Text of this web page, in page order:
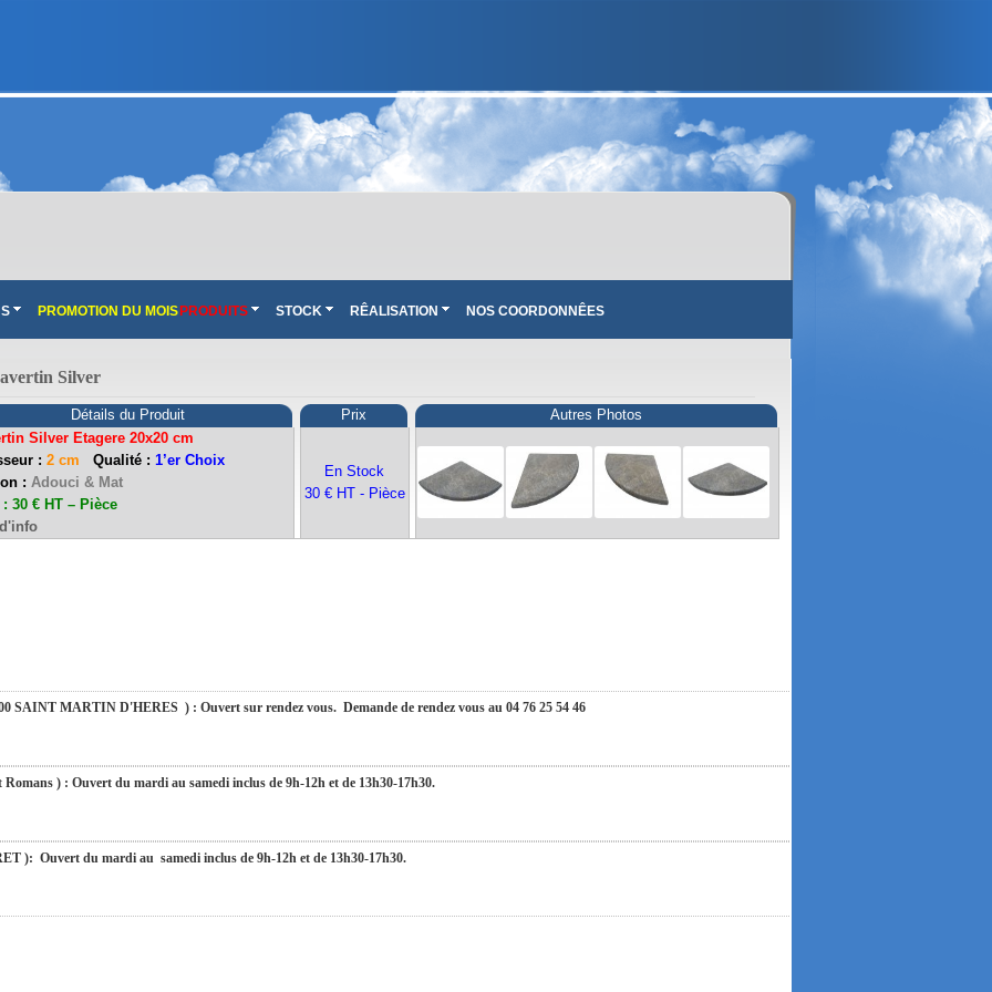
PROMOTION DU MOIS PRODUITS STOCK RÊALISATION NOS COORDONNÊES
Silver
Détails du Produit Prix
Autres Photos
Silver Etagere 20x20 cm
: 2 cm Qualité : 1’er Choix
: Adouci & Mat
30 € HT – Pièce
En Stock
30 € HT - Pièce
): Ouvert du mardi au samedi inclus de 9h-12h et de 13h30-17h30.
SAINT MARTIN D'HERES ) : Ouvert sur rendez vous. Demande de rendez vous au 04 76 25 54 46
) : Ouvert du mardi au samedi inclus de 9h-12h et de 13h30-17h30.
): Ouvert du mardi au samedi inclus de 9h-12h et de 13h30-17h30.